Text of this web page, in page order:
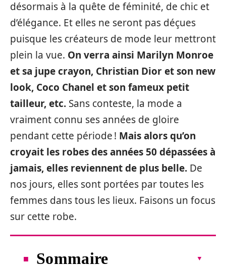
désormais à la quête de féminité, de chic et
d’élégance. Et elles ne seront pas déçues
puisque les créateurs de mode leur mettront
plein la vue. On verra ainsi Marilyn Monroe
et sa jupe crayon, Christian Dior et son new
look, Coco Chanel et son fameux petit
tailleur, etc. Sans conteste, la mode a
vraiment connu ses années de gloire
pendant cette période ! Mais alors qu’on
croyait les robes des années 50 dépassées à
jamais, elles reviennent de plus belle. De
nos jours, elles sont portées par toutes les
femmes dans tous les lieux. Faisons un focus
sur cette robe.
Sommaire